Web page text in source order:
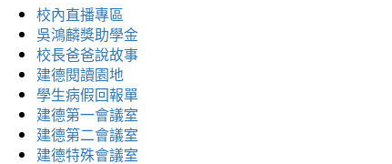
校內直播專區
吳鴻麟獎助學金
校長爸爸說故事
建德閱讀園地
學生病假回報單
建德第一會議室
建德第二會議室
建德特殊會議室